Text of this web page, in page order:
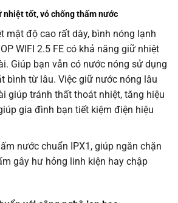
nhiệt tốt, vỏ chống thấm nước
mật độ cao rất dày, bình nóng lạnh
WIFI 2.5 FE có khả năng giữ nhiệt
Giúp bạn vẫn có nước nóng sử dụng
bình từ lâu. Việc giữ nước nóng lâu
giúp tránh thất thoát nhiệt, tăng hiệu
gia đình bạn tiết kiệm điện hiệu
nước chuẩn IPX1, giúp ngăn chặn
gây hư hỏng linh kiện hay chập